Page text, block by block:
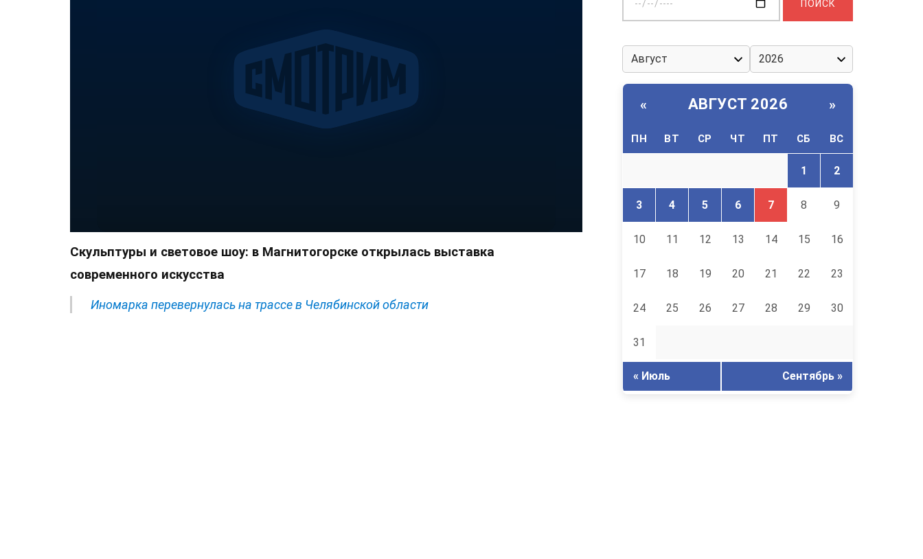
Скульптуры и световое шоу: в Магнитогорске открылась выставка
современного искусства
Иномарка перевернулась на трассе в Челябинской области
дату:
« АВГУСТ 2026 »
ПН ВТ СР ЧТ ПТ СБ ВС
1 2
3 4 5 6 7 8 9
10 11 12 13 14 15 16
17 18 19 20 21 22 23
24 25 26 27 28 29 30
31
« Июль Сентябрь »